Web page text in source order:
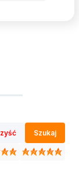
Szukaj